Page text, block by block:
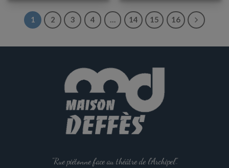
1 2 3 4 … 14 15 16
"Rue piétonne face au théâtre de l'Archipel".